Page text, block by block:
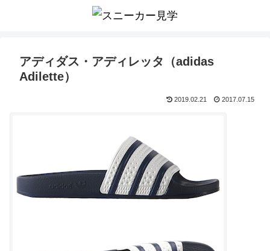
アディダス・アディレッタ（adidas
Adilette）
2019.02.21 2017.07.15